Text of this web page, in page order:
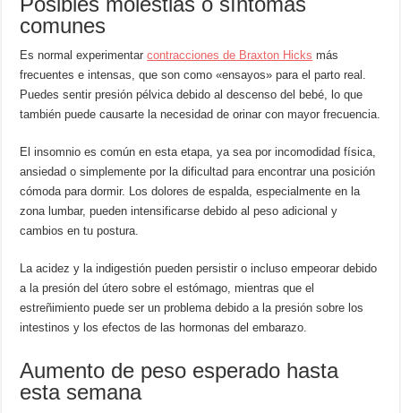
comunes
Es normal experimentarcontracciones de Braxton Hicks más
frecuentes e intensas, que son como «ensayos» para el parto real.
Puedes sentir presión pélvica debido al descenso del bebé, lo que
también puede causarte la necesidad de orinar con mayor frecuencia.
El insomnio es común en esta etapa, ya sea por incomodidad física,
ansiedad o simplemente por la dificultad para encontrar una posición
cómoda para dormir. Los dolores de espalda, especialmente en la
zona lumbar, pueden intensificarse debido al peso adicional y
cambios en tu postura.
La acidez y la indigestión pueden persistir o incluso empeorar debido
a la presión del útero sobre el estómago, mientras que el
estreñimiento puede ser un problema debido a la presión sobre los
intestinos y los efectos de las hormonas del embarazo.
Aumento de peso esperado hasta
esta semana